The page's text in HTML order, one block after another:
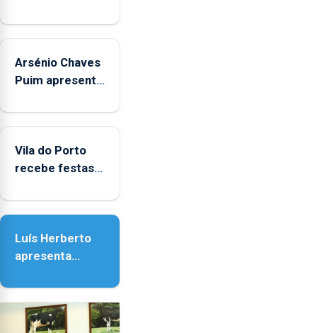
Arsénio Chaves
Puim apresenta
Biblioteca de
Vila do Porto
recebe festas
Nossa Senhora
Luís Herberto
apresenta
Paisagem’